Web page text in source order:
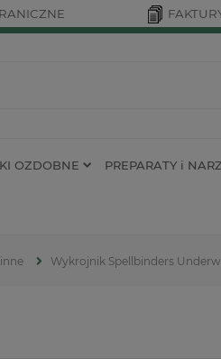
OZDOBNE PREPARATY i
Wykrojnik Spellbinders